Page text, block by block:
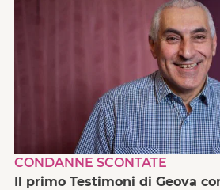
CONDANNE SCONTATE
Il primo Testimoni di Geova